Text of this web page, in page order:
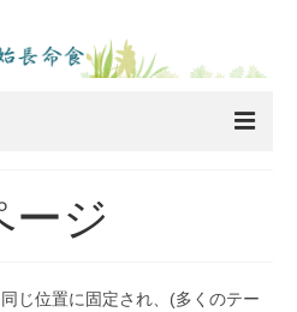
ージ
じ位置に固定され、(多くのテー